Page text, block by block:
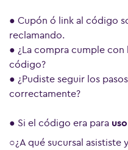
● Cupón ó link al código
reclamando.
● ¿La compra cumple
código?
● ¿Pudiste seguir los
correctamente?
● Si el código era para
○¿A qué sucursal